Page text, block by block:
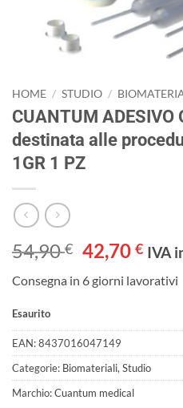
HOME / STUDIO /
CUANTUM ADESIVO
destinata alle
1GR 1 PZ
54,90€ Il
prezzo
originale
54,90 €.
42,70€IlIVA
Consegna in 6 giorni lavorativi
Esaurito
EAN:8437016047149
Categorie: Biomateriali, Studio
Marchio:Cuantum medical